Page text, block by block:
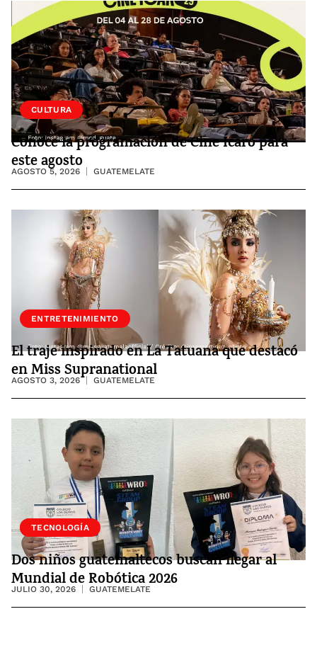
CULTURA
Conoce la programación de Cine Ícaro para
este agosto
AGOSTO 5, 2026 GUATEMELATE
ENTRETENIMIENTO
El traje inspirado en La Tatuana que destacó
en Miss Supranational
AGOSTO 3, 2026 GUATEMELATE
SOCIEDAD
TECNOLOGÍA
Dos niños guatemaltecos buscan llegar al
Mundial de Robótica 2026
JULIO 30, 2026 GUATEMELATE